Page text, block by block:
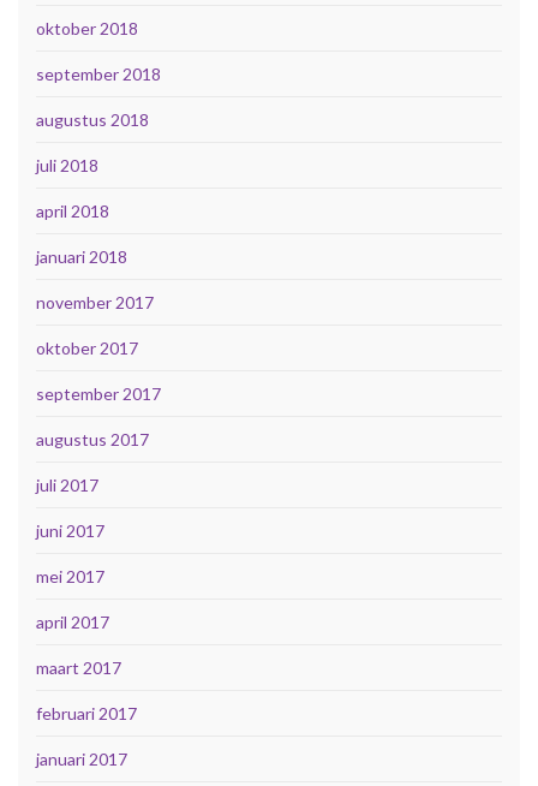
oktober 2018
september 2018
augustus 2018
juli 2018
april 2018
januari 2018
november 2017
oktober 2017
september 2017
augustus 2017
juli 2017
juni 2017
mei 2017
april 2017
maart 2017
februari 2017
januari 2017